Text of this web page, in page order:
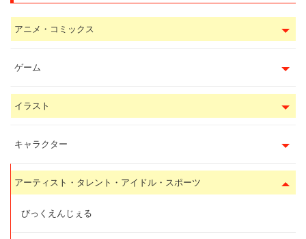
アニメ・コミックス
ゲーム
イラスト
キャラクター
アーティスト・タレント・アイドル・スポーツ
びっくえんじぇる